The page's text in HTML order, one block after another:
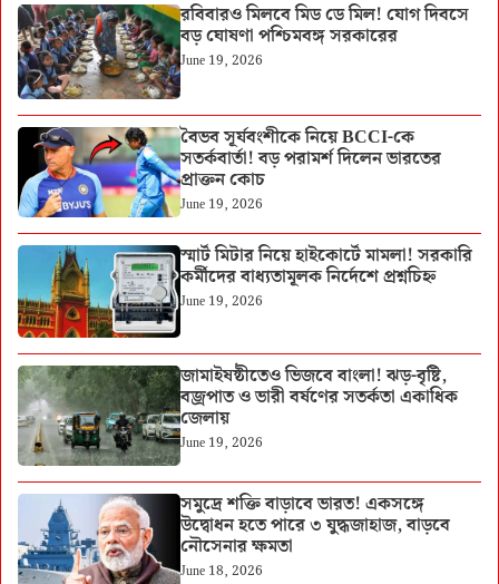
রবিবারও মিলবে মিড ডে মিল! যোগ দিবসে
বড় ঘোষণা পশ্চিমবঙ্গ সরকারের
June 19, 2026
বৈভব সূর্যবংশীকে নিয়ে BCCI-কে
সতর্কবার্তা! বড় পরামর্শ দিলেন ভারতের
প্রাক্তন কোচ
June 19, 2026
স্মার্ট মিটার নিয়ে হাইকোর্টে মামলা! সরকারি
কর্মীদের বাধ্যতামূলক নির্দেশে প্রশ্নচিহ্ন
June 19, 2026
জামাইষষ্ঠীতেও ভিজবে বাংলা! ঝড়-বৃষ্টি,
বজ্রপাত ও ভারী বর্ষণের সতর্কতা একাধিক
জেলায়
June 19, 2026
সমুদ্রে শক্তি বাড়াবে ভারত! একসঙ্গে
উদ্বোধন হতে পারে ৩ যুদ্ধজাহাজ, বাড়বে
নৌসেনার ক্ষমতা
June 18, 2026